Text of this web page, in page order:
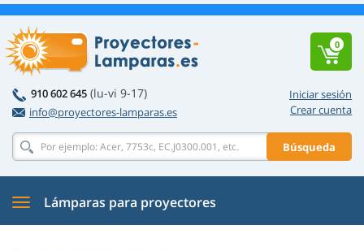
Iniciar sesión
Crear cuenta
910 602 645 (lu-vi 9-17)
info@proyectores-lamparas.es
Búsqueda
0
Lámparas para proyectores